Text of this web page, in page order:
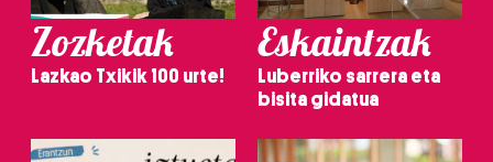
Zozketak
Lazkao Txikik 100 urte!
Eskaintzak
Luberriko sarrera eta
bisita gidatua